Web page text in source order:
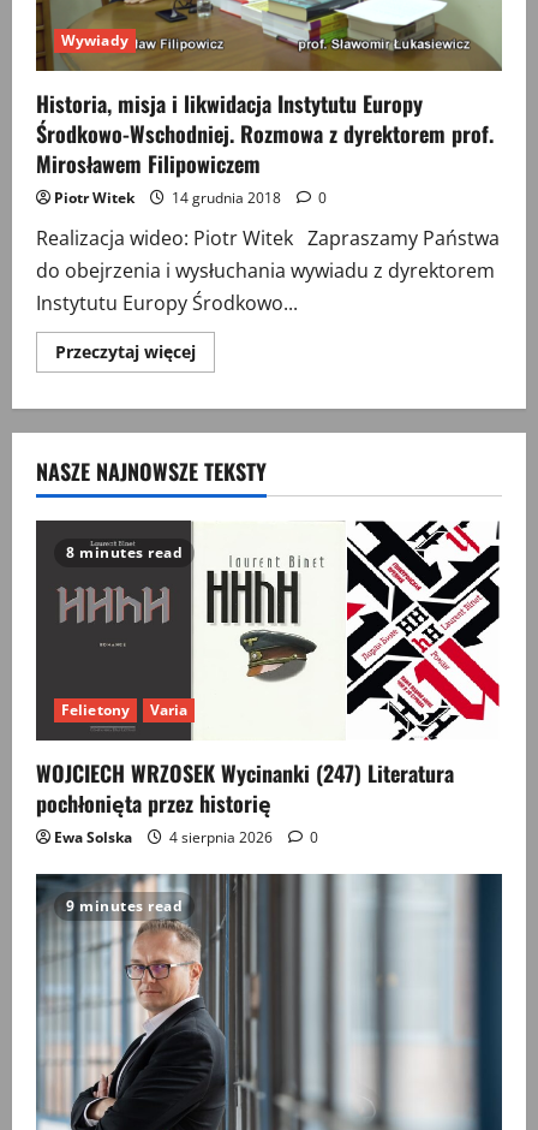
Wywiady
Historia, misja i likwidacja Instytutu Europy
Środkowo-Wschodniej. Rozmowa z dyrektorem prof.
Mirosławem Filipowiczem
Piotr Witek 14 grudnia 2018 0
Realizacja wideo: Piotr Witek Zapraszamy Państwa
do obejrzenia i wysłuchania wywiadu z dyrektorem
Instytutu Europy Środkowo...
Przeczytaj więcejPrzeczytaj
więcej
i
Instytutu
Europy
Środkowo-
dyrektorem
prof.
Mirosławem
Filipowiczem
NASZE NAJNOWSZE TEKSTY
8 minutes read
Felietony Varia
WOJCIECH WRZOSEK Wycinanki (247) Literatura
pochłonięta przez historię
Ewa Solska 4 sierpnia 2026 0
9 minutes read